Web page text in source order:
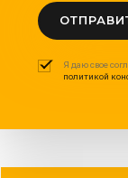
Я даю свое
политикой